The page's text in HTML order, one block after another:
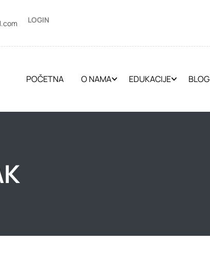
LOGIN
POČETNA O NAMA EDUKACIJE BLOG